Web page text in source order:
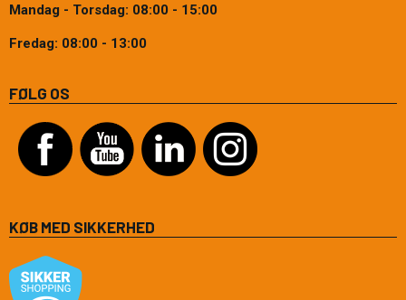
Mandag - Torsdag: 08:00 - 15:00
Fredag: 08:00 - 13:00
FØLG OS
KØB MED SIKKERHED